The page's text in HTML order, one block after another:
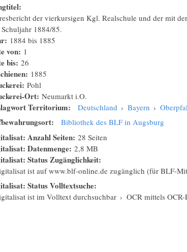
der vierkursigen Kgl. Realschule und der mit
Schuljahr 1884/85.
1884 bis 1885
von: 1
bis: 26
1885
Pohl
Ort: Neumarkt i.O.
Territorium: Deutschland › Bayern ›
Bibliothek des BLF in Augsburg
Anzahl Seiten: 28 Seiten
Datenmenge: 2,8 MB
Status Zugänglichkeit:
ist auf www.blf-online.de zugänglich (für BLF-
Status Volltextsuche:
ist im Volltext durchsuchbar › OCR mittels